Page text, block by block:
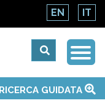
EN IT
GUIDATA